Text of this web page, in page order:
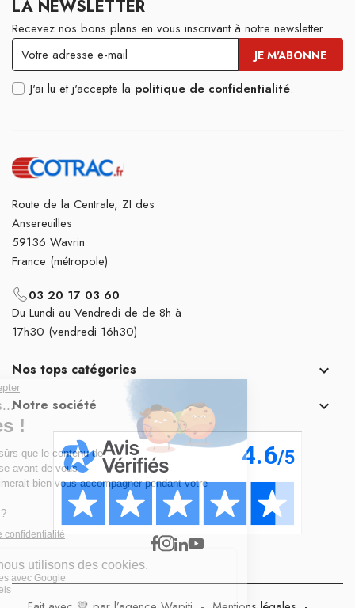
LA NEWSLETTER
Recevez nos bons plans en vous inscrivant à notre newsletter
J'ai lu et j'accepte la politique de confidentialité.
Route de la Centrale, ZI des
Ansereuilles
59136 Wavrin
France (métropole)
03 20 17 03 60
Du Lundi au Vendredi de de 8h à
17h30 (vendredi 16h30)
Nos tops catégories 
Notre société 